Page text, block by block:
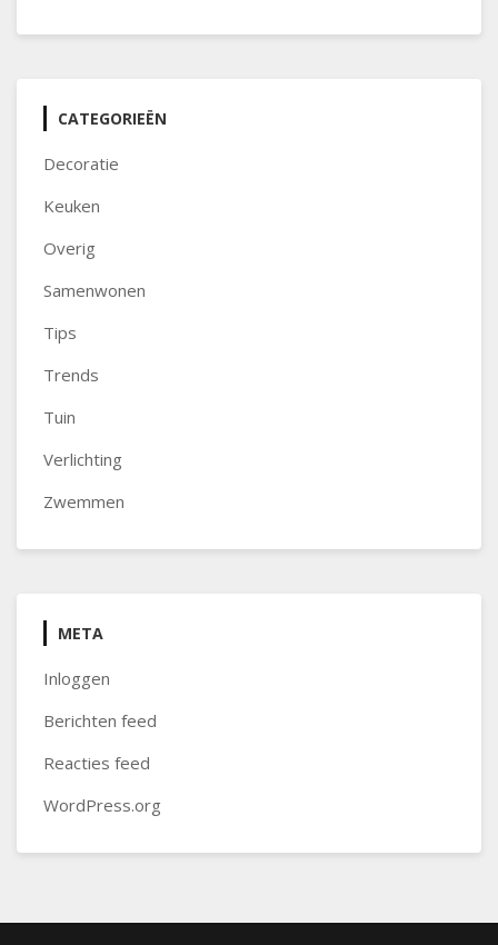
CATEGORIEËN
Decoratie
Keuken
Overig
Samenwonen
Tips
Trends
Tuin
Verlichting
Zwemmen
META
Inloggen
Berichten feed
Reacties feed
WordPress.org